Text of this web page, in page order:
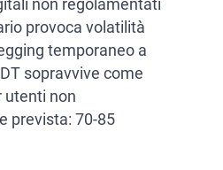
provoca volatilità
temporaneo a
sopravvive come
utenti non
prevista: 70-85